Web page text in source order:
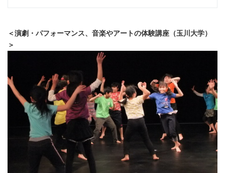
＜演劇・パフォーマンス、音楽やアートの体験講座（玉川大学）
＞
Japanese